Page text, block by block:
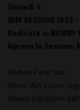
Giovedì 4
JAM SESSION JAZZ
Dedicata a: BENNY
Aprono la Session:
Andrea Pace: sax
Oliver Von Essen:
Mauro Salvatore: